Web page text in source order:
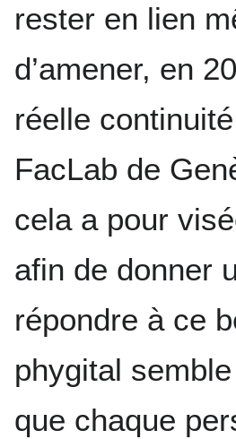
rester en lien
d’amener, en
réelle
FacLab de
cela a pour
afin de donner
répondre à ce
phygital
que chaque